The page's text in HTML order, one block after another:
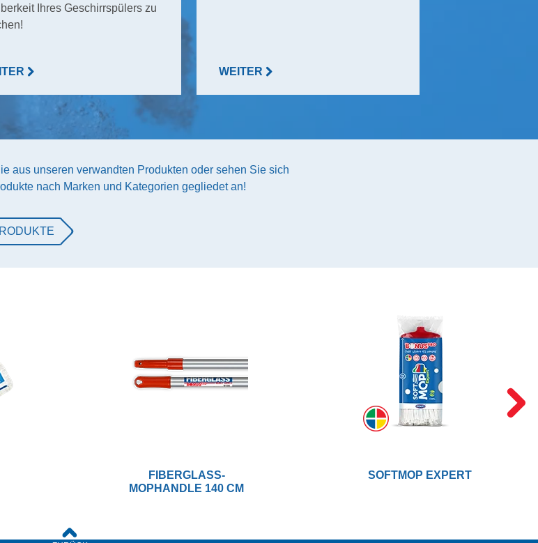
Ihres Geschirrspülers zu
WEITER
aus unseren verwandten Produkten oder sehen Sie sich
nach Marken und Kategorien gegliedet an!
FIBERGLASS-
MOPHANDLE 140 CM
SOFTMOP EXPERT